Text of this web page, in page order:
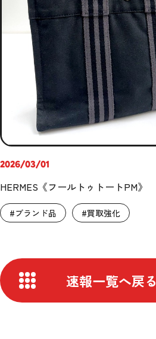
2026/03/01
HERMES《フールトゥトートPM》
#ブランド品 #買取強化
速報一覧へ戻る